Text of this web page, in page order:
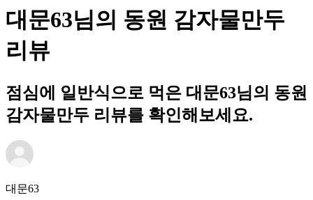
대문63님의 동원 감자물만두
리뷰
점심에 일반식으로 먹은 대문63님의 동원
감자물만두 리뷰를 확인해보세요.
대문63